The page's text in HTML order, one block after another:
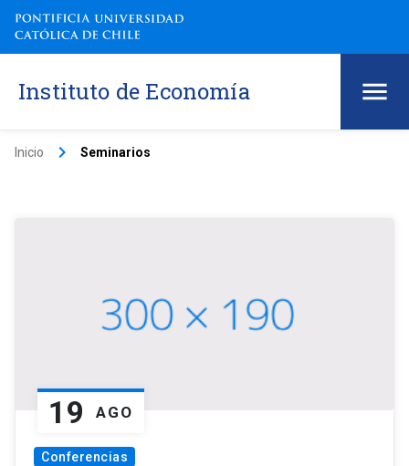
Instituto de Economía
Inicio keyboard_arrow_right Seminarios
19 AGO
Conferencias